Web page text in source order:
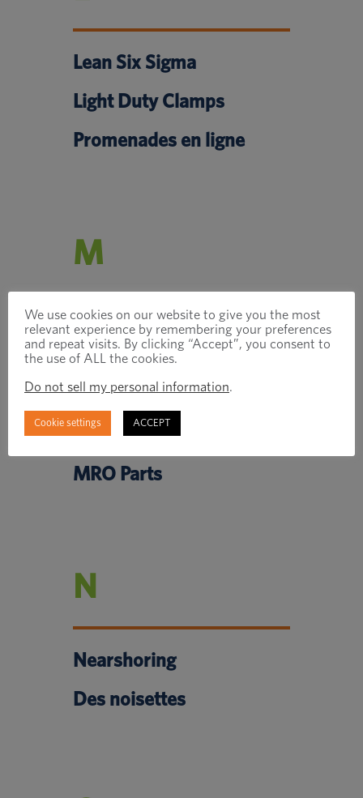
Lean Six Sigma
Light Duty Clamps
Promenades en ligne
M
Make vs. Buy
Validation de la micro-
dureté
MRO Parts
N
Nearshoring
Des noisettes
We use cookies on our website to give you the most
relevant experience by remembering your preferences
and repeat visits. By clicking “Accept”, you consent to
the use of ALL the cookies.
Do not sell my personal information.
Cookie settings ACCEPT